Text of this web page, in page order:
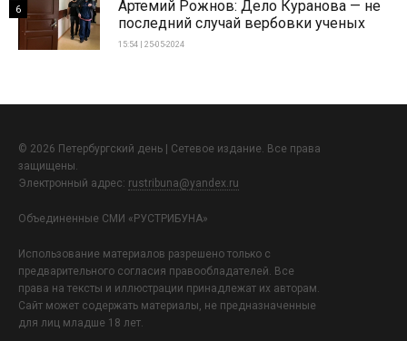
Артемий Рожнов: Дело Куранова — не
последний случай вербовки ученых
15:54 | 25-05-2024
6
© 2026 Петербургский день | Сетевое издание. Все права
защищены.
Электронный адрес: rustribuna@yandex.ru
Объединенные СМИ «РУСТРИБУНА»
Использование материалов разрешено только с
предварительного согласия правообладателей. Все
права на тексты и иллюстрации принадлежат их авторам.
Сайт может содержать материалы, не предназначенные
для лиц младше 18 лет.